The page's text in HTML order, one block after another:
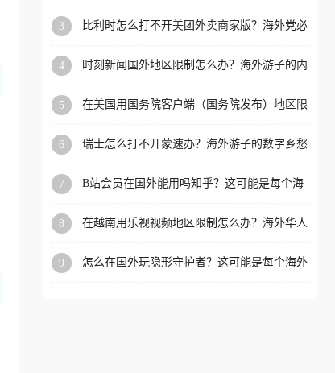
国、加拿大、澳大利亚、欧
学、定居等，都可以使用，
扰。
3
比利时怎么打不开美团外卖商家版？海外党必
4
时刻新闻国外地区限制怎么办？海外游子的内
5
在美国用国务院客户端（国务院发布）地区限
6
瑞士怎么打不开蒙速办？海外游子的数字乡愁
7
B站会员在国外能用吗知乎？这可能是每个海
8
在越南用乐视视频地区限制怎么办？海外华人
9
怎么在国外玩隐形守护者？这可能是每个海外